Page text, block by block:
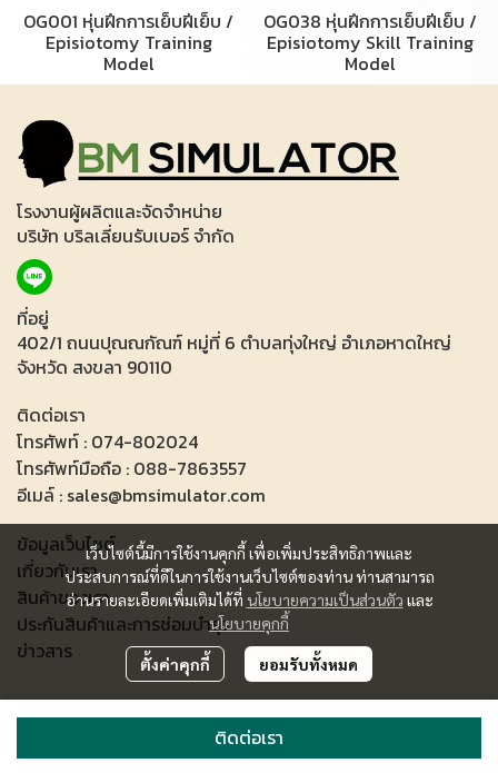
OG001 หุ่นฝึกการเย็บฝีเย็บ /
Episiotomy Training
Model
OG038 หุ่นฝึกการเย็บฝีเย็บ /
Episiotomy Skill Training
Model
ติดต่อเรา
เว็บไซต์นี้มีการใช้งานคุกกี้ เพื่อเพิ่มประสิทธิภาพและ
ประสบการณ์ที่ดีในการใช้งานเว็บไซต์ของท่าน ท่านสามารถ
อ่านรายละเอียดเพิ่มเติมได้ที่ นโยบายความเป็นส่วนตัว และ
นโยบายคุกกี้
ตั้งค่าคุกกี้ ยอมรับทั้งหมด
โรงงานผู้ผลิตและจัดจำหน่าย
บริษัท บริลเลี่ยนรับเบอร์ จำกัด
ที่อยู่
402/1 ถนนปุณณกัณฑ์ หมู่ที่ 6 ตำบลทุ่งใหญ่ อำเภอหาดใหญ่
จังหวัด สงขลา 90110
ติดต่อเรา
โทรศัพท์ : 074-802024
โทรศัพท์มือถือ : 088-7863557
อีเมล์ : sales@bmsimulator.com
ข้อมูลเว็บไซต์
เกี่ยวกับเรา
สินค้าของเรา
ประกันสินค้าและการช่อมบำรุง
ข่าวสาร
Copyright 2023 All Rights Reserved.
Powered By MakeWebEasy